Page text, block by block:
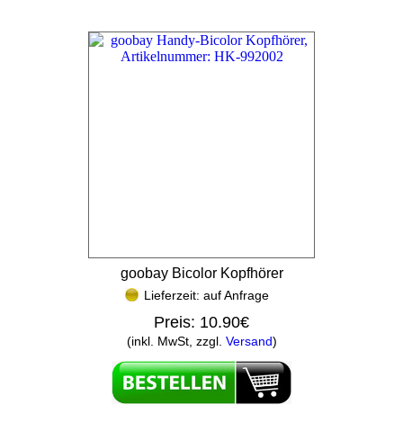
goobay Bicolor Kopfhörer
Lieferzeit: auf Anfrage
Preis: 10.90€
(inkl. MwSt, zzgl. Versand)